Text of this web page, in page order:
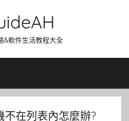
&軟件生活教程大全
不在列表內怎麼辦?